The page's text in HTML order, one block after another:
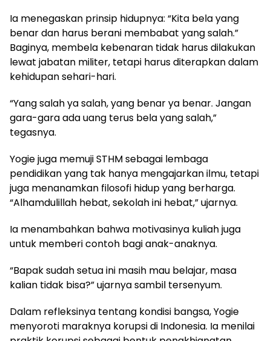
Ia menegaskan prinsip hidupnya: “Kita bela yang
benar dan harus berani membabat yang salah.”
Baginya, membela kebenaran tidak harus dilakukan
lewat jabatan militer, tetapi harus diterapkan dalam
kehidupan sehari-hari.
“Yang salah ya salah, yang benar ya benar. Jangan
gara-gara ada uang terus bela yang salah,”
tegasnya.
Yogie juga memuji STHM sebagai lembaga
pendidikan yang tak hanya mengajarkan ilmu, tetapi
juga menanamkan filosofi hidup yang berharga.
“Alhamdulillah hebat, sekolah ini hebat,” ujarnya.
Ia menambahkan bahwa motivasinya kuliah juga
untuk memberi contoh bagi anak-anaknya.
“Bapak sudah setua ini masih mau belajar, masa
kalian tidak bisa?” ujarnya sambil tersenyum.
Dalam refleksinya tentang kondisi bangsa, Yogie
menyoroti maraknya korupsi di Indonesia. Ia menilai